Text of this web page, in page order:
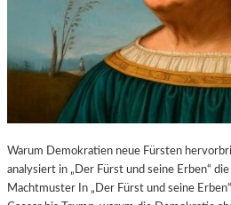
Warum Demokratien neue Fürsten
analysiert in „Der Fürst und seine Erben“
Machtmuster In „Der Fürst und seine